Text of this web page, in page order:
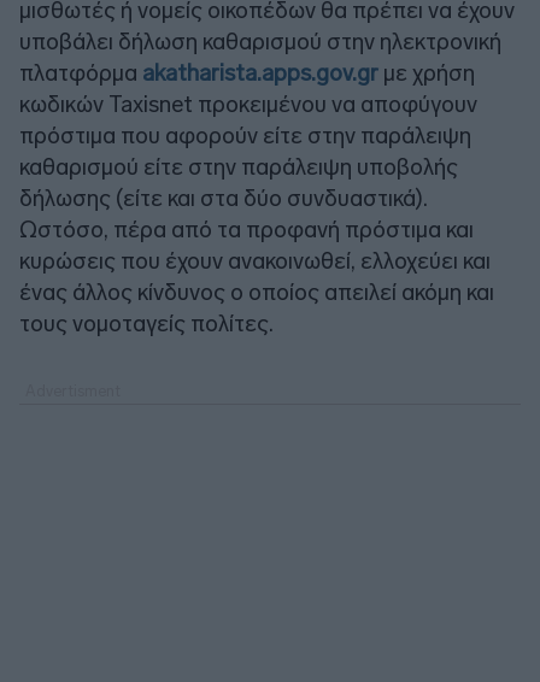
μισθωτές ή νομείς οικοπέδων θα πρέπει να έχουν
υποβάλει δήλωση καθαρισμού στην ηλεκτρονική
πλατφόρμα akatharista.apps.gov.gr με χρήση
κωδικών Taxisnet προκειμένου να αποφύγουν
πρόστιμα που αφορούν είτε στην παράλειψη
καθαρισμού είτε στην παράλειψη υποβολής
δήλωσης (είτε και στα δύο συνδυαστικά).
Ωστόσο, πέρα από τα προφανή πρόστιμα και
κυρώσεις που έχουν ανακοινωθεί, ελλοχεύει και
ένας άλλος κίνδυνος ο οποίος απειλεί ακόμη και
τους νομοταγείς πολίτες.